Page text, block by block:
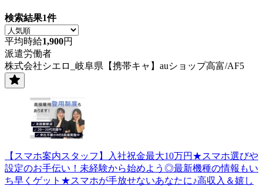
検索結果1件
平均時給1,900円
派遣労働者
株式会社シエロ_岐阜県【携帯キャ】auショップ高富/AF5
【スマホ案内スタッフ】入社祝金最大10万円★スマホ選びや
設定のお手伝い！未経験から始めよう◎最新機種の情報もい
ち早くゲット★スマホが手放せないあなたに♪高収入＆嬉し